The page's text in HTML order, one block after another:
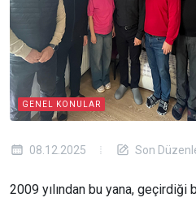
GENEL KONULAR
08.12.2025 Son
2009 yılından bu yana,